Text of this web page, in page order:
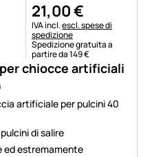
chiocce artificiali
artificiale per pulcini 40
di salire
ed estremamente
21,00€
Informazioni fiscali:
IVA incl.escl. spese di
spedizione
Spedizione gratuita a
partire da 149 €